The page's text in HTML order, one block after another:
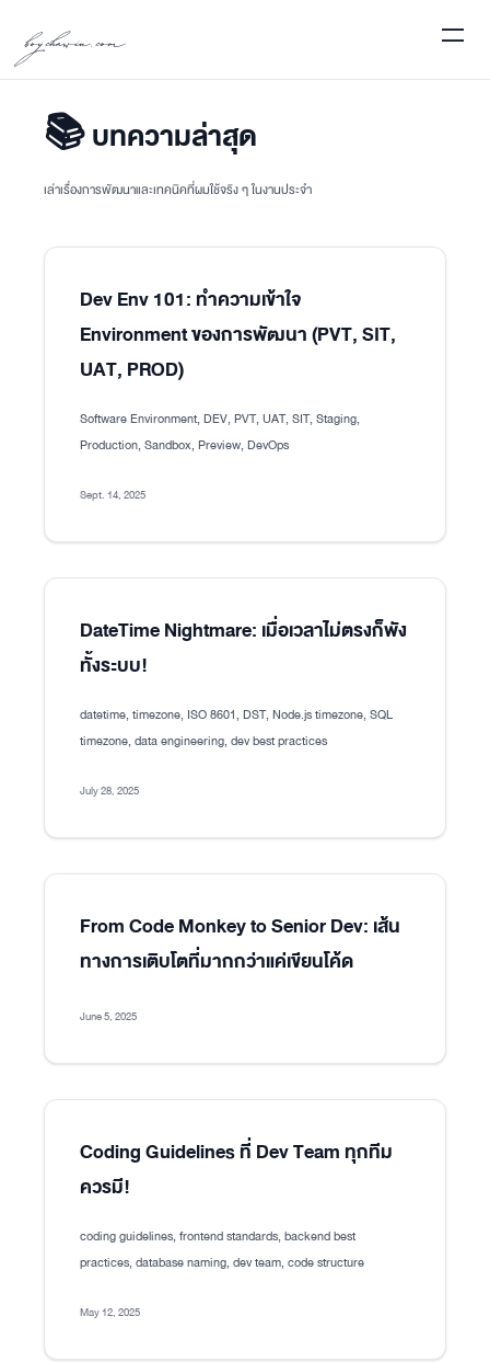
boychawin.com
📚 บทความล่าสุด
เล่าเรื่องการพัฒนาและเทคนิคที่ผมใช้จริง ๆ ในงานประจำ
Dev Env 101: ทำความเข้าใจ
Environment ของการพัฒนา (PVT, SIT,
UAT, PROD)
Software Environment, DEV, PVT, UAT, SIT, Staging,
Production, Sandbox, Preview, DevOps
Sept. 14, 2025
DateTime Nightmare: เมื่อเวลาไม่ตรงก็พัง
ทั้งระบบ!
datetime, timezone, ISO 8601, DST, Node.js timezone, SQL
timezone, data engineering, dev best practices
July 28, 2025
From Code Monkey to Senior Dev: เส้น
ทางการเติบโตที่มากกว่าแค่เขียนโค้ด
June 5, 2025
Coding Guidelines ที่ Dev Team ทุกทีม
ควรมี!
coding guidelines, frontend standards, backend best
practices, database naming, dev team, code structure
May 12, 2025